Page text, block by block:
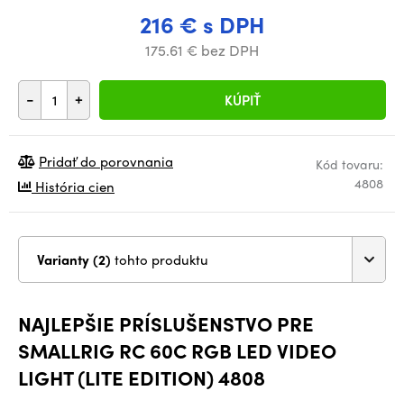
216 € s DPH
175.61 € bez DPH
- + KÚPIŤ
Kód tovaru:
4808
Pridať do porovnania
História cien
Varianty (2) tohto produktu
NAJLEPŠIE PRÍSLUŠENSTVO PRE
SMALLRIG RC 60C RGB LED VIDEO
LIGHT (LITE EDITION) 4808